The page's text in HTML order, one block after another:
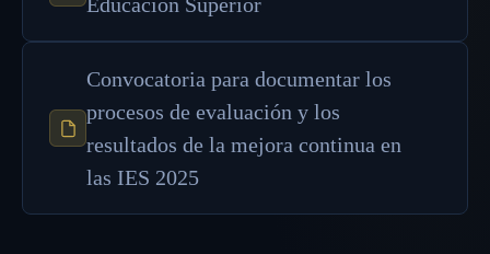
Educación Superior
Convocatoria para documentar los
procesos de evaluación y los
resultados de la mejora continua en
las IES 2025